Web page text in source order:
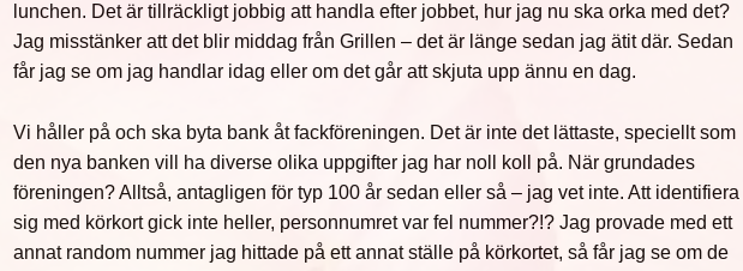
lunchen. Det är tillräckligt jobbig att handla efter jobbet, hur jag nu ska orka med det?
Jag misstänker att det blir middag från Grillen – det är länge sedan jag ätit där. Sedan
får jag se om jag handlar idag eller om det går att skjuta upp ännu en dag.
Vi håller på och ska byta bank åt fackföreningen. Det är inte det lättaste, speciellt som
den nya banken vill ha diverse olika uppgifter jag har noll koll på. När grundades
föreningen? Alltså, antagligen för typ 100 år sedan eller så – jag vet inte. Att identifiera
sig med körkort gick inte heller, personnumret var fel nummer?!? Jag provade med ett
annat random nummer jag hittade på ett annat ställe på körkortet, så får jag se om de